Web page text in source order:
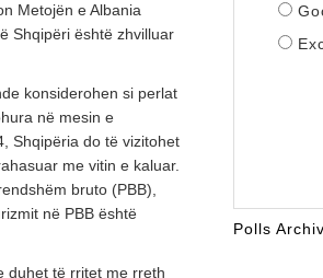
Metojën e Albania
Shqipëri është zhvilluar
konsiderohen si perlat
në mesin e
Shqipëria do të vizitohet
me vitin e kaluar.
bruto (PBB),
në PBB është
duhet të rritet me rreth
Polls